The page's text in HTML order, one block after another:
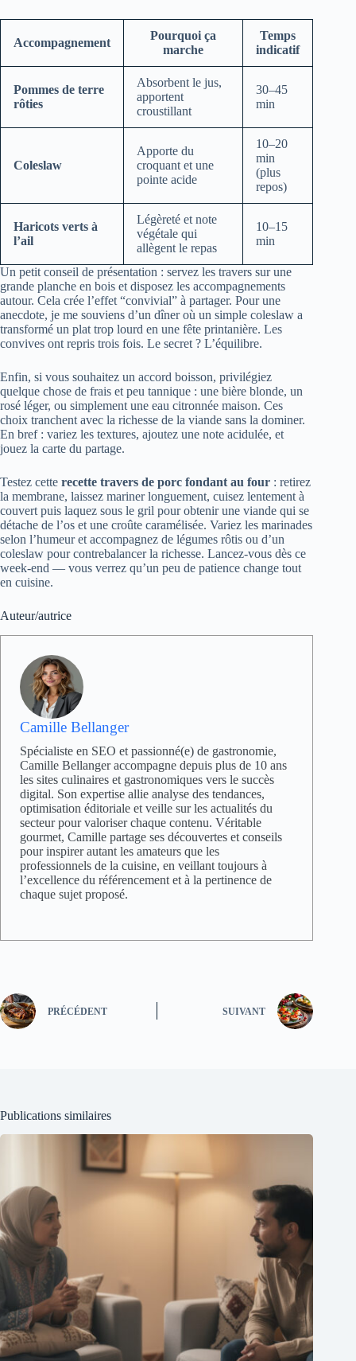
Accompagnement
Pourquoi ça
marche
Temps
indicatif
Pommes de terre
rôties
Absorbent le jus,
apportent
croustillant
30–45
min
Coleslaw
Apporte du
croquant et une
pointe acide
10–20
min
(plus
repos)
Haricots verts à
l’ail
Légèreté et note
végétale qui
allègent le repas
10–15
min
Un petit conseil de présentation : servez les travers sur une
grande planche en bois et disposez les accompagnements
autour. Cela crée l’effet “convivial” à partager. Pour une
anecdote, je me souviens d’un dîner où un simple coleslaw a
transformé un plat trop lourd en une fête printanière. Les
convives ont repris trois fois. Le secret ? L’équilibre.
Enfin, si vous souhaitez un accord boisson, privilégiez
quelque chose de frais et peu tannique : une bière blonde, un
rosé léger, ou simplement une eau citronnée maison. Ces
choix tranchent avec la richesse de la viande sans la dominer.
En bref : variez les textures, ajoutez une note acidulée, et
jouez la carte du partage.
Testez cette recette travers de porc fondant au four : retirez
la membrane, laissez mariner longuement, cuisez lentement à
couvert puis laquez sous le gril pour obtenir une viande qui se
détache de l’os et une croûte caramélisée. Variez les marinades
selon l’humeur et accompagnez de légumes rôtis ou d’un
coleslaw pour contrebalancer la richesse. Lancez‑vous dès ce
week‑end — vous verrez qu’un peu de patience change tout
en cuisine.
Auteur/autrice
Camille Bellanger
Spécialiste en SEO et passionné(e) de gastronomie,
Camille Bellanger accompagne depuis plus de 10 ans
les sites culinaires et gastronomiques vers le succès
digital. Son expertise allie analyse des tendances,
optimisation éditoriale et veille sur les actualités du
secteur pour valoriser chaque contenu. Véritable
gourmet, Camille partage ses découvertes et conseils
pour inspirer autant les amateurs que les
professionnels de la cuisine, en veillant toujours à
l’excellence du référencement et à la pertinence de
chaque sujet proposé.
PRÉCÉDENT SUIVANT
Publications similaires